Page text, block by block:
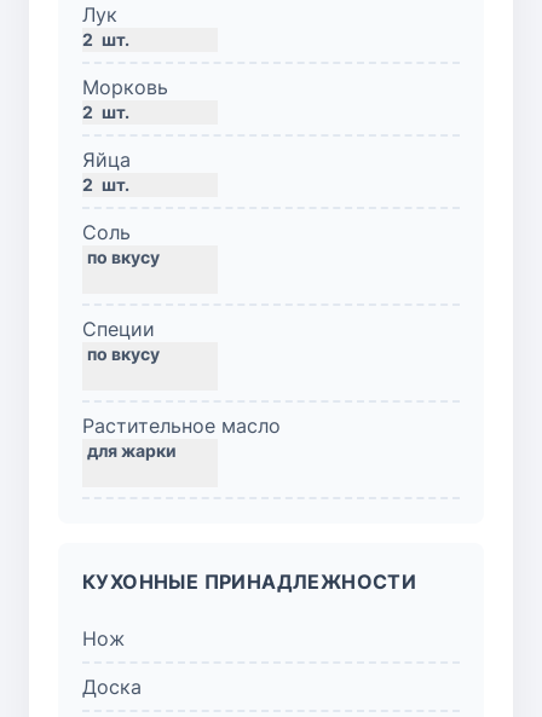
Лук
2 шт.
Морковь
2 шт.
Яйца
2 шт.
Соль
Специи
Растительное масло
КУХОННЫЕ ПРИНАДЛЕЖНОСТИ
Нож
Доска